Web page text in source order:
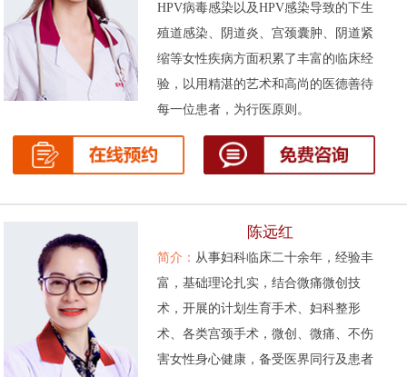
HPV病毒感染以及HPV感染导致的下生
殖道感染、阴道炎、宫颈囊肿、阴道紧
缩等女性疾病方面积累了丰富的临床经
验，以用精湛的艺术和高尚的医德善待
每一位患者，为行医原则。
陈远红
简介： 从事妇科临床二十余年，经验丰
富，基础理论扎实，结合微痛微创技
术，开展的计划生育手术、妇科整形
术、各类宫颈手术，微创、微痛、不伤
害女性身心健康，备受医界同行及患者